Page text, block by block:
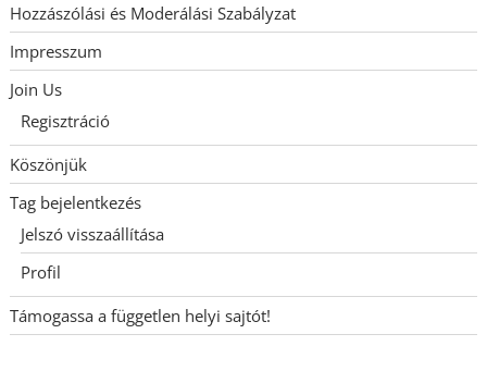
Hozzászólási és Moderálási Szabályzat
Impresszum
Join Us
Regisztráció
Köszönjük
Tag bejelentkezés
Jelszó visszaállítása
Profil
Támogassa a független helyi sajtót!